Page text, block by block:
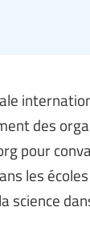
des
pour
les